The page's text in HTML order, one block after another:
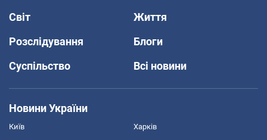
Світ
Життя
Розслідування
Блоги
Суспільство
Всі новини
Новини України
Київ Харків